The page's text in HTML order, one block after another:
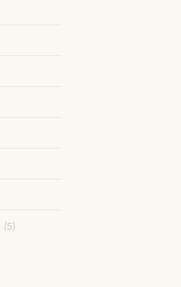
(5)